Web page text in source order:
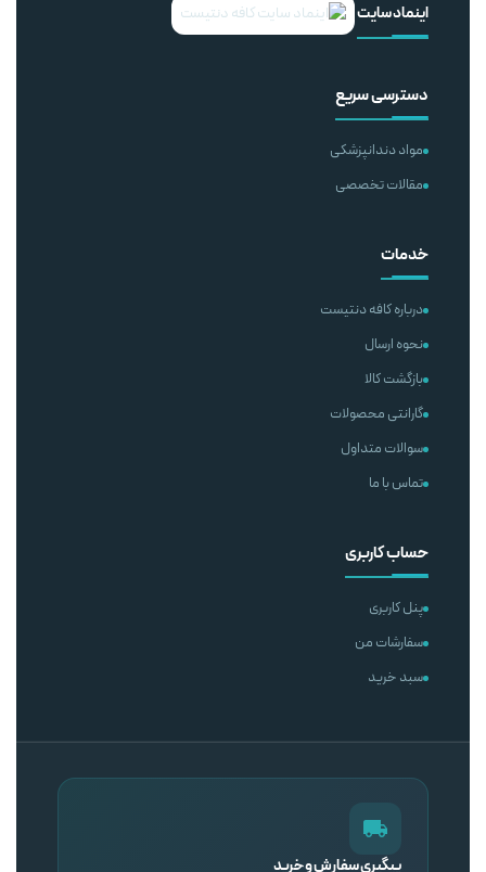
اینماد سایت
دسترسی سریع
مواد دندانپزشکی
مقالات تخصصی
خدمات
درباره کافه دنتیست
نحوه ارسال
بازگشت کالا
گارانتی محصولات
سوالات متداول
تماس با ما
حساب کاربری
پنل کاربری
سفارشات من
سبد خرید
پیگیری سفارش و خرید